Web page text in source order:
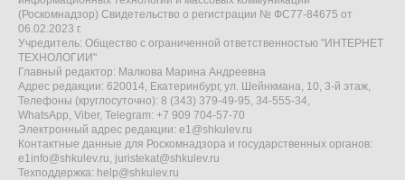
(Роскомнадзор) Свидетельство о регистрации № ФС77-84675 от
06.02.2023 г.
Учредитель: Общество с ограниченной ответственностью "ИНТЕРНЕТ
ТЕХНОЛОГИИ"
Главный редактор: Малкова Марина Андреевна
Адрес редакции: 620014, Екатеринбург, ул. Шейнкмана, 10, 3-й этаж,
Телефоны (круглосуточно): 8 (343) 379-49-95, 34-555-34,
WhatsApp, Viber, Telegram: +7 909 704-57-70
Электронный адрес редакции: e1@shkulev.ru
Контактные данные для Роскомнадзора и государственных органов:
e1info@shkulev.ru, juristekat@shkulev.ru
Техподдержка: help@shkulev.ru